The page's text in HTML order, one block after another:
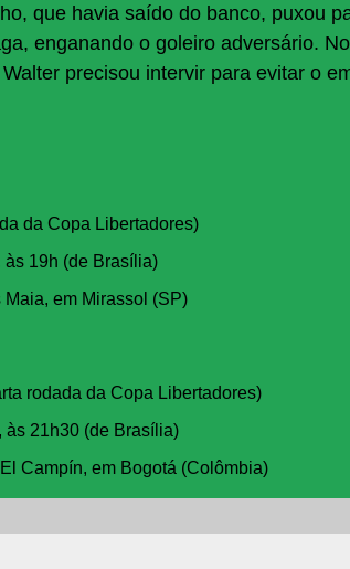
que havia saído do banco, puxou
enganando o goleiro adversário.
precisou intervir para evitar o
da Copa Libertadores)
às 19h (de Brasília)
em Mirassol (SP)
rodada da Copa Libertadores)
às 21h30 (de Brasília)
Campín, em Bogotá (Colômbia)